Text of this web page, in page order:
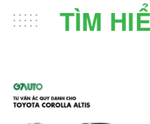
TÌM